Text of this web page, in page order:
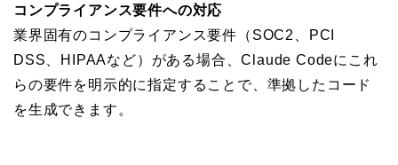
コンプライアンス要件への対応
業界固有のコンプライアンス要件（SOC2、PCI
DSS、HIPAAなど）がある場合、Claude Codeにこれ
らの要件を明示的に指定することで、準拠したコード
を生成できます。